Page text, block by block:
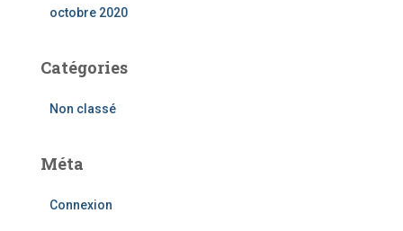
octobre 2020
Catégories
Non classé
Méta
Connexion